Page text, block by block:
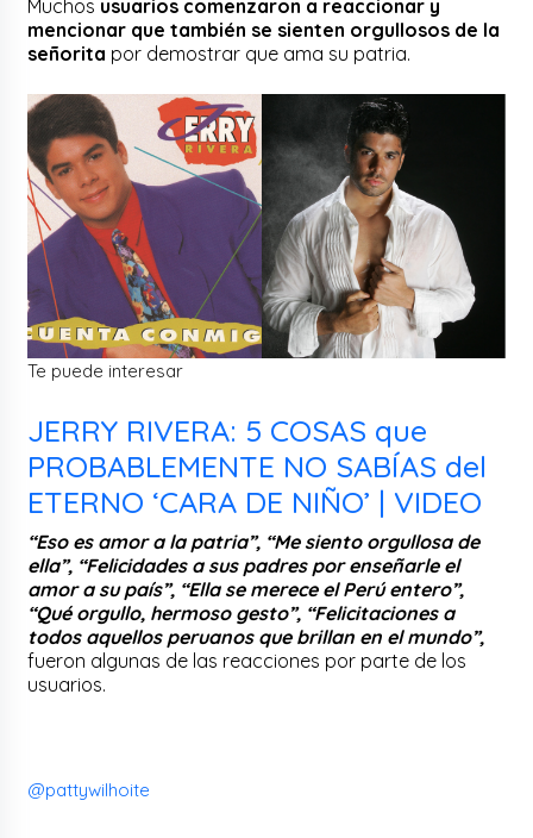
Muchos usuarios comenzaron a reaccionar y
mencionar que también se sienten orgullosos de la
señorita por demostrar que ama su patria.
Te puede interesar
JERRY RIVERA: 5 COSAS que
PROBABLEMENTE NO SABÍAS del
ETERNO ‘CARA DE NIÑO’ | VIDEO
“Eso es amor a la patria”, “Me siento orgullosa de
ella”, “Felicidades a sus padres por enseñarle el
amor a su país”, “Ella se merece el Perú entero”,
“Qué orgullo, hermoso gesto”, “Felicitaciones a
todos aquellos peruanos que brillan en el mundo”,
fueron algunas de las reacciones por parte de los
usuarios.
@pattywilhoite